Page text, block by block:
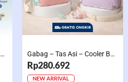
Sling Double Insulated Compartment Cappucino Black, Creamy, Salem, Chocolate Gabag – Tas Asi – Cooler Bag Sling Single Compartment Mint Grape Bubble
Rp280.692
NEW ARRIVAL